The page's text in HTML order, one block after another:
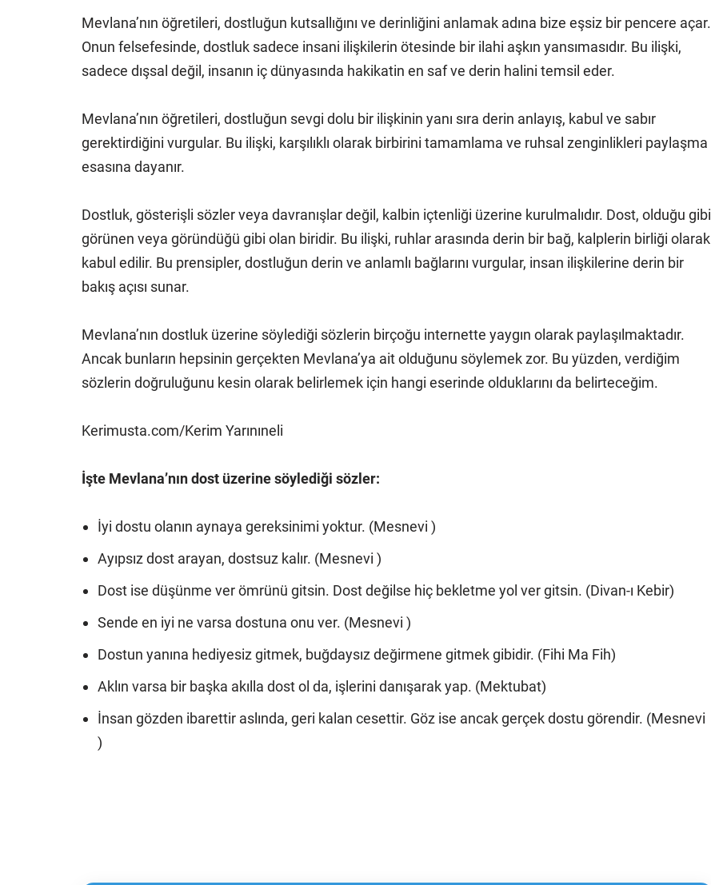
Mevlana’nın öğretileri, dostluğun kutsallığını ve derinliğini anlamak adına bize eşsiz bir pencere açar.
Onun felsefesinde, dostluk sadece insani ilişkilerin ötesinde bir ilahi aşkın yansımasıdır. Bu ilişki,
sadece dışsal değil, insanın iç dünyasında hakikatin en saf ve derin halini temsil eder.
Mevlana’nın öğretileri, dostluğun sevgi dolu bir ilişkinin yanı sıra derin anlayış, kabul ve sabır
gerektirdiğini vurgular. Bu ilişki, karşılıklı olarak birbirini tamamlama ve ruhsal zenginlikleri paylaşma
esasına dayanır.
Dostluk, gösterişli sözler veya davranışlar değil, kalbin içtenliği üzerine kurulmalıdır. Dost, olduğu gibi
görünen veya göründüğü gibi olan biridir. Bu ilişki, ruhlar arasında derin bir bağ, kalplerin birliği olarak
kabul edilir. Bu prensipler, dostluğun derin ve anlamlı bağlarını vurgular, insan ilişkilerine derin bir
bakış açısı sunar.
Mevlana’nın dostluk üzerine söylediği sözlerin birçoğu internette yaygın olarak paylaşılmaktadır.
Ancak bunların hepsinin gerçekten Mevlana’ya ait olduğunu söylemek zor. Bu yüzden, verdiğim
sözlerin doğruluğunu kesin olarak belirlemek için hangi eserinde olduklarını da belirteceğim.
Kerimusta.com/Kerim Yarınıneli
İşte Mevlana’nın dost üzerine söylediği sözler:
İyi dostu olanın aynaya gereksinimi yoktur. (Mesnevi )
Ayıpsız dost arayan, dostsuz kalır. (Mesnevi )
Dost ise düşünme ver ömrünü gitsin. Dost değilse hiç bekletme yol ver gitsin. (Divan-ı Kebir)
Sende en iyi ne varsa dostuna onu ver. (Mesnevi )
Dostun yanına hediyesiz gitmek, buğdaysız değirmene gitmek gibidir. (Fihi Ma Fih)
Aklın varsa bir başka akılla dost ol da, işlerini danışarak yap. (Mektubat)
İnsan gözden ibarettir aslında, geri kalan cesettir. Göz ise ancak gerçek dostu görendir. (Mesnevi
)